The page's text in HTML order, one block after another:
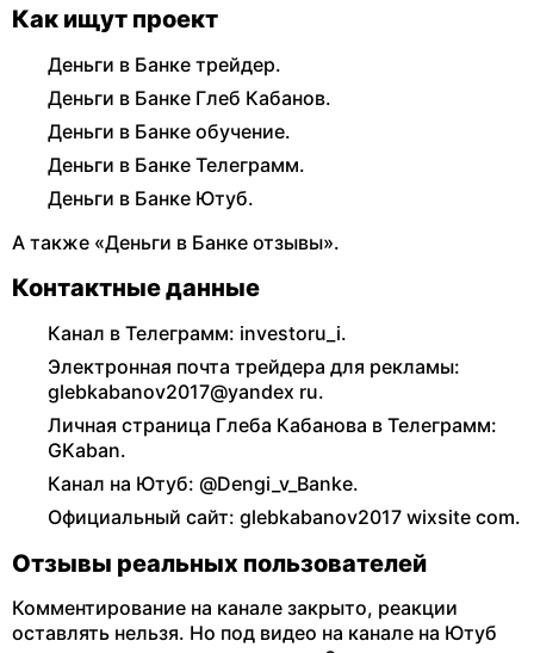
Как ищут проект
Деньги в Банке трейдер.
Деньги в Банке Глеб Кабанов.
Деньги в Банке обучение.
Деньги в Банке Телеграмм.
Деньги в Банке Ютуб.
А также «Деньги в Банке отзывы».
Контактные данные
Канал в Телеграмм: investoru_i.
Электронная почта трейдера для рекламы:
glebkabanov2017@yandex ru.
Личная страница Глеба Кабанова в Телеграмм:
GKaban.
Канал на Ютуб: @Dengi_v_Banke.
Официальный сайт: glebkabanov2017 wixsite com.
Отзывы реальных пользователей
Комментирование на канале закрыто, реакции
оставлять нельзя. Но под видео на канале на Ютуб